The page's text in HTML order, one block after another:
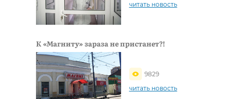
читать новость
К «Магниту» зараза не пристанет?!
9829
читать новость